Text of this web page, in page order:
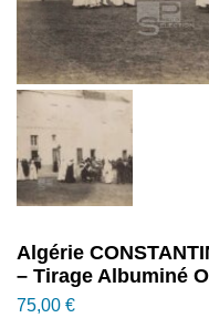
Algérie
– Tirage Albuminé
75,00 €